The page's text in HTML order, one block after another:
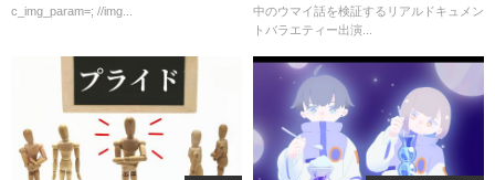
c_img_param=; //img...
中のウマイ話を検証するリアルドキュメン
トバラエティー出演...